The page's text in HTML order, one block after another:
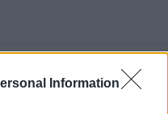
Information